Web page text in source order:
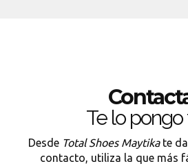
Te lo pongo
Desde Total Shoes Maytikate
contacto, utiliza la que más